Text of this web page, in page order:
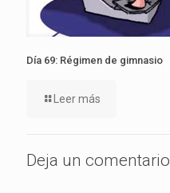
Día 69: Régimen de gimnasio
Leer más
Deja un comentario